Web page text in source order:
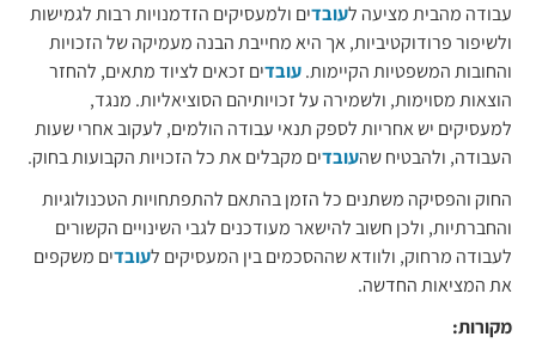
עבודה מהבית מציעה ל עובדים ולמעסיקים הזדמנויות רבות לגמישות
ולשיפור פרודוקטיביות, אך היא מחייבת הבנה מעמיקה של הזכויות
והחובות המשפטיות הקיימות.עובדים זכאים לציוד מתאים, להחזר
הוצאות מסוימות, ולשמירה על זכויותיהם הסוציאליות. מנגד,
למעסיקים יש אחריות לספק תנאי עבודה הולמים, לעקוב אחרי שעות
העבודה, ולהבטיח שהעובדים מקבלים את כל הזכויות הקבועות בחוק.
החוק והפסיקה משתנים כל הזמן בהתאם להתפתחויות הטכנולוגיות
והחברתיות, ולכן חשוב להישאר מעודכנים לגבי השינויים הקשורים
לעבודה מרחוק, ולוודא שההסכמים בין המעסיקים ל עובדים משקפים
את המציאות החדשה.
מקורות: